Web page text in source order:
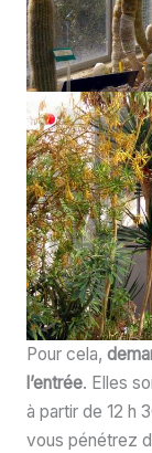
Pour cela,
l’entrée. Elles
à partir de 12 h
vous pénétrez